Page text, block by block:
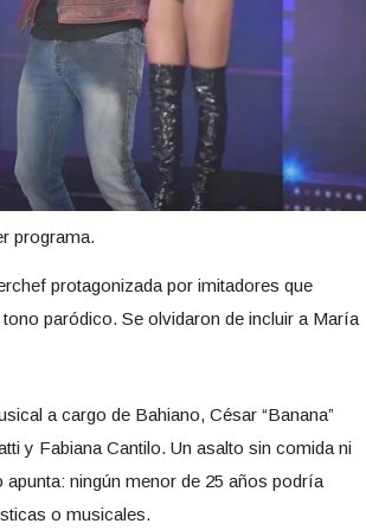
programa.
protagonizada por imitadores que
paródico. Se olvidaron de incluir a María
a cargo de Bahiano, César “Banana”
y Fabiana Cantilo. Un asalto sin comida ni
ningún menor de 25 años podría
o musicales.